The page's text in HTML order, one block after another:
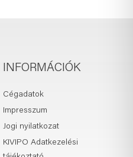
INFORMÁCIÓK
Cégadatok
Impresszum
Jogi nyilatkozat
KIVIPO Adatkezelési